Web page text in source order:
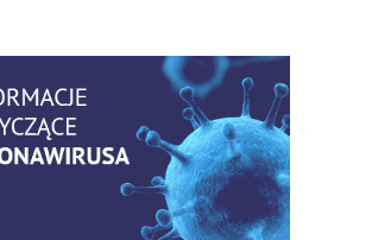
praktyki – aktualny konsensus ekspertów
w dostępie naczyniowym
Kategoria:Szkolenia
Zaproszenie na Ogólnopolską
Konferencję Naukową „Terminologia
w pielęgniarstwie – komunikacja,
standaryzacja, praktyka”